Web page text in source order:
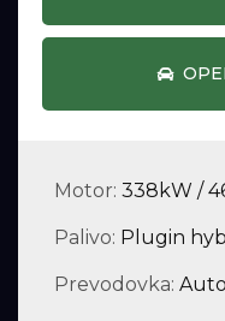
Motor: 338kW /
Palivo: Plugin
Prevodovka: